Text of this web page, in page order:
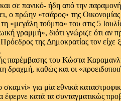
σε πανικό- ήδη από την
ο πρώην «τσάρος» της
«μεγάλη τούμπα» του στις 5
γραμμή», διότι γνώριζε ότι αν
της Δημοκρατίας τον είχε
παρέμβασης του Κώστα
καθώς και οι
για μία εθνικά
κατά τα συνταγματικώς